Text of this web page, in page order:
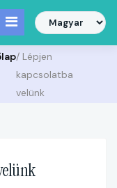
/ Lépjen
kapcsolatba
velünk